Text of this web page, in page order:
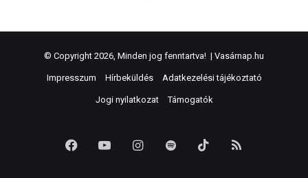
© Copyright 2026, Minden jog fenntartva! | Vasárnap.hu
Impresszum Hírbeküldés Adatkezelési tájékoztató
Jogi nyilatkozat Támogatók
FacebookYouTubeInstagram
Spotify TikTok